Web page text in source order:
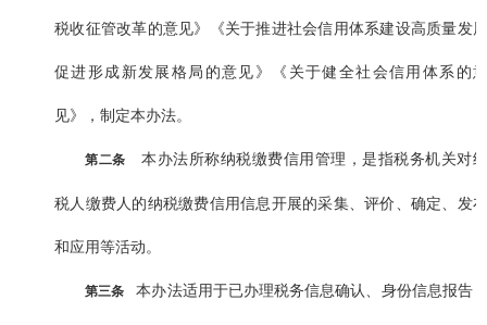
税收征管改革的意见》《关于推进社会信用体系建设高质量发展
促进形成新发展格局的意见》《关于健全社会信用体系的意
见》，制定本办法。
第二条 本办法所称纳税缴费信用管理，是指税务机关对
税人缴费人的纳税缴费信用信息开展的采集、评价、确定、发布
和应用等活动。
第三条 本办法适用于已办理税务信息确认、身份信息报告